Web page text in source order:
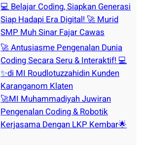
💻 Belajar Coding, Siapkan Generasi
Siap Hadapi Era Digital! 🚀 Murid
SMP Muh Sinar Fajar Cawas
🚀 Antusiasme Pengenalan Dunia
Coding Secara Seru & Interaktif! 💻
✨di MI Roudlotuzzahidin Kunden
Karanganom Klaten
🚀MI Muhammadiyah Juwiran
Pengenalan Coding & Robotik
Kerjasama Dengan LKP Kembar🌟